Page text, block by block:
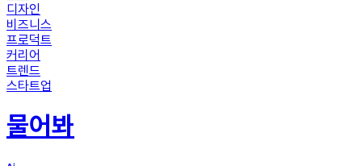
디자인
비즈니스
프로덕트
커리어
트렌드
스타트업
물어봐